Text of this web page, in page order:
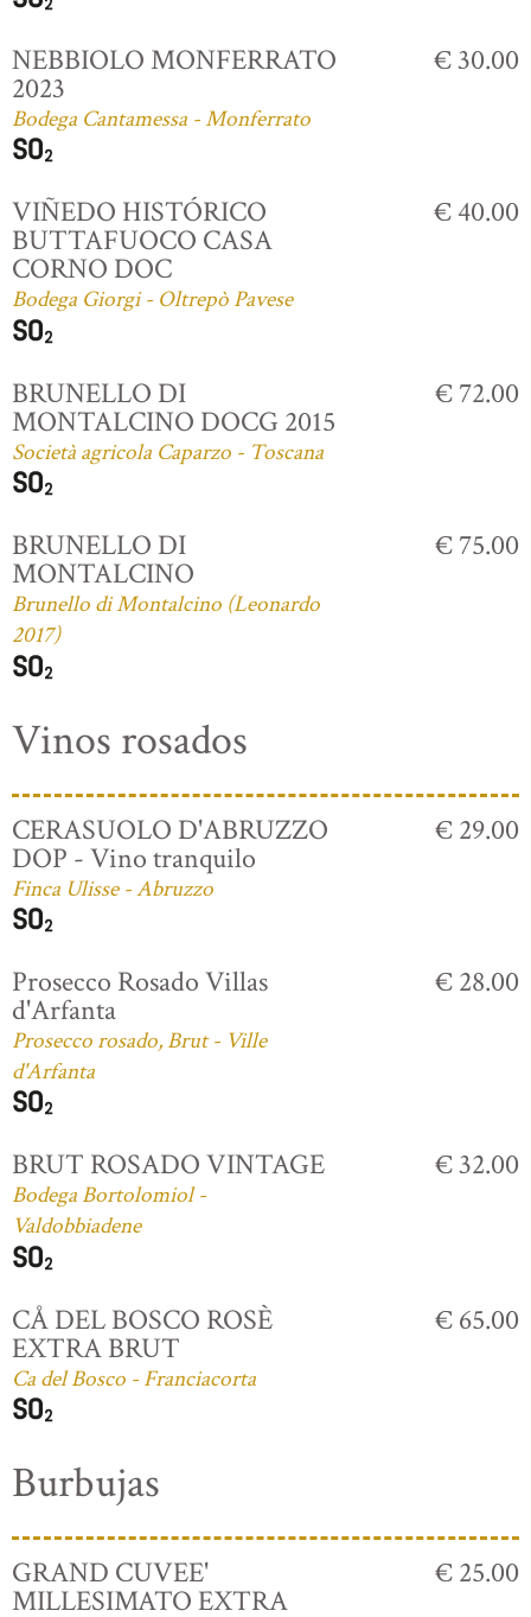
NEBBIOLO MONFERRATO
2023
Bodega Cantamessa - Monferrato
€ 30.00
VIÑEDO HISTÓRICO
BUTTAFUOCO CASA
CORNO DOC
Bodega Giorgi - Oltrepò Pavese
€ 40.00
BRUNELLO DI
MONTALCINO DOCG 2015
Società agricola Caparzo - Toscana
€ 72.00
BRUNELLO DI
MONTALCINO
Brunello di Montalcino (Leonardo
2017)
€ 75.00
Vinos rosados
CERASUOLO D'ABRUZZO
DOP - Vino tranquilo
Finca Ulisse - Abruzzo
€ 29.00
Prosecco Rosado Villas
d'Arfanta
Prosecco rosado, Brut - Ville
d'Arfanta
€ 28.00
BRUT ROSADO VINTAGE
Bodega Bortolomiol -
Valdobbiadene
€ 32.00
CÅ DEL BOSCO ROSÈ
EXTRA BRUT
Ca del Bosco - Franciacorta
€ 65.00
Burbujas
GRAND CUVEE'
MILLESIMATO EXTRA
€ 25.00